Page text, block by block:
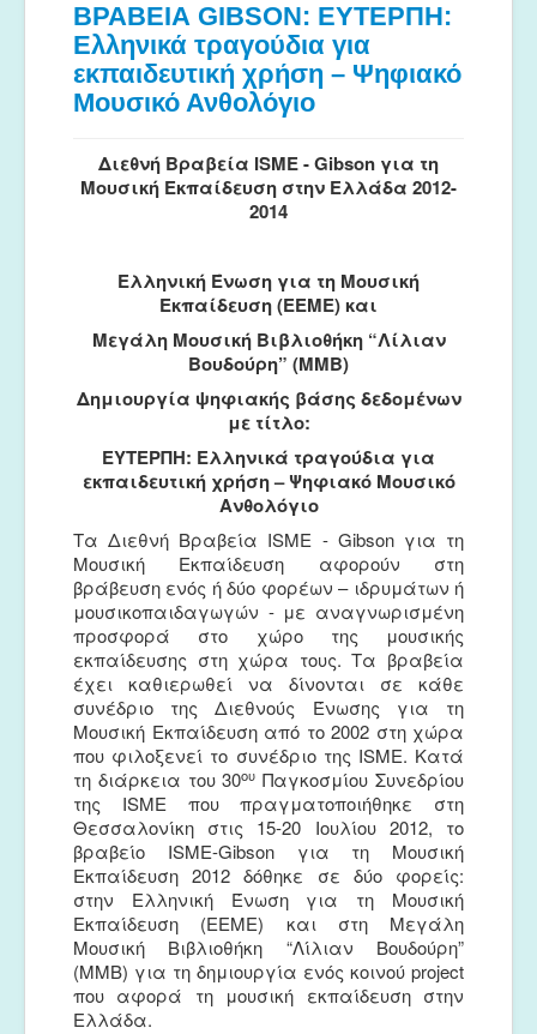
ΒΡΑΒΕΙΑ GIBSON: ΕΥΤΕΡΠΗ:
Ελληνικά τραγούδια για
εκπαιδευτική χρήση – Ψηφιακό
Μουσικό Ανθολόγιο
Διεθνή Βραβεία ISME - Gibson για τη
Μουσική Εκπαίδευση στην Ελλάδα 2012-
2014
Ελληνική Ένωση για τη Μουσική
Εκπαίδευση (ΕΕΜΕ) και
Μεγάλη Μουσική Βιβλιοθήκη “Λίλιαν
Βουδούρη” (ΜΜΒ)
Δημιουργία ψηφιακής βάσης δεδομένων
με τίτλο:
ΕΥΤΕΡΠΗ: Ελληνικά τραγούδια για
εκπαιδευτική χρήση – Ψηφιακό Μουσικό
Ανθολόγιο
Τα Διεθνή Βραβεία ISME - Gibson για τη
Μουσική Εκπαίδευση αφορούν στη
βράβευση ενός ή δύο φορέων – ιδρυμάτων ή
μουσικοπαιδαγωγών - με αναγνωρισμένη
προσφορά στο χώρο της μουσικής
εκπαίδευσης στη χώρα τους. Τα βραβεία
έχει καθιερωθεί να δίνονται σε κάθε
συνέδριο της Διεθνούς Ένωσης για τη
Μουσική Εκπαίδευση από το 2002 στη χώρα
που φιλοξενεί το συνέδριο της ISME. Κατά
τη διάρκεια του 30ου Παγκοσμίου Συνεδρίου
της ISME που πραγματοποιήθηκε στη
Θεσσαλονίκη στις 15-20 Ιουλίου 2012, το
βραβείο ISME-Gibson για τη Μουσική
Εκπαίδευση 2012 δόθηκε σε δύο φορείς:
στην Ελληνική Ένωση για τη Μουσική
Εκπαίδευση (ΕΕΜΕ) και στη Μεγάλη
Μουσική Βιβλιοθήκη “Λίλιαν Βουδούρη”
(ΜΜΒ) για τη δημιουργία ενός κοινού project
που αφορά τη μουσική εκπαίδευση στην
Ελλάδα.